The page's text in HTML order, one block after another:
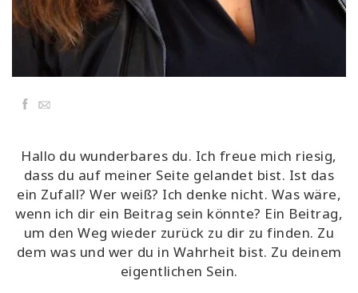
CONTACT
SEARCH
Facebook
Email
Hallo du wunderbares du. Ich freue mich riesig,
dass du auf meiner Seite gelandet bist. Ist das
ein Zufall? Wer weiß? Ich denke nicht. Was wäre,
wenn ich dir ein Beitrag sein könnte? Ein Beitrag,
um den Weg wieder zurück zu dir zu finden. Zu
dem was und wer du in Wahrheit bist. Zu deinem
eigentlichen Sein.